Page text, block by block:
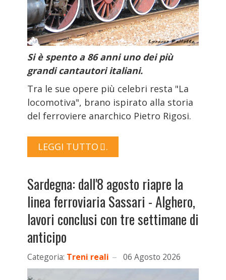
Si è spento a 86 anni uno dei più
grandi cantautori italiani.
Tra le sue opere più celebri resta "La
locomotiva", brano ispirato alla storia
del ferroviere anarchico Pietro Rigosi.
LEGGI TUTTO …
Sardegna: dall'8 agosto riapre la
linea ferroviaria Sassari - Alghero,
lavori conclusi con tre settimane di
anticipo
Categoria: Treni reali 06 Agosto 2026